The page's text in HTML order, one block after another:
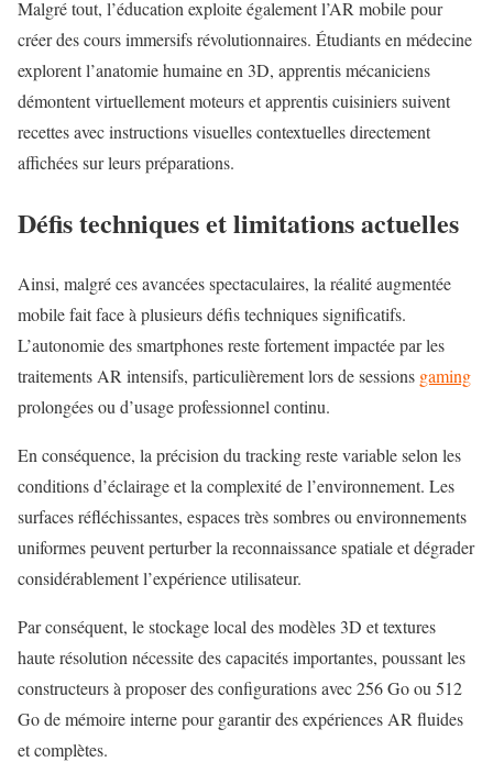
Malgré tout, l’éducation exploite également l’AR mobile pour
créer des cours immersifs révolutionnaires. Étudiants en médecine
explorent l’anatomie humaine en 3D, apprentis mécaniciens
démontent virtuellement moteurs et apprentis cuisiniers suivent
recettes avec instructions visuelles contextuelles directement
affichées sur leurs préparations.
Défis techniques et limitations actuelles
Ainsi, malgré ces avancées spectaculaires, la réalité augmentée
mobile fait face à plusieurs défis techniques significatifs.
L’autonomie des smartphones reste fortement impactée par les
traitements AR intensifs, particulièrement lors de sessions gaming
prolongées ou d’usage professionnel continu.
En conséquence, la précision du tracking reste variable selon les
conditions d’éclairage et la complexité de l’environnement. Les
surfaces réfléchissantes, espaces très sombres ou environnements
uniformes peuvent perturber la reconnaissance spatiale et dégrader
considérablement l’expérience utilisateur.
Par conséquent, le stockage local des modèles 3D et textures
haute résolution nécessite des capacités importantes, poussant les
constructeurs à proposer des configurations avec 256 Go ou 512
Go de mémoire interne pour garantir des expériences AR fluides
et complètes.